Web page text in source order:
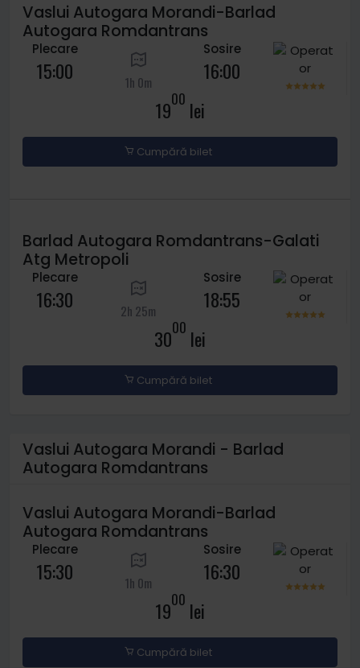
Vaslui Autogara Morandi-Barlad
Autogara Romdantrans
Plecare
15:00 1h 0m
Sosire
16:00
1900 lei
Cumpără bilet
Barlad Autogara Romdantrans-Galati
Atg Metropoli
Plecare
16:30 2h 25m
Sosire
18:55
3000 lei
Cumpără bilet
Vaslui Autogara Morandi - Barlad
Autogara Romdantrans
Vaslui Autogara Morandi-Barlad
Autogara Romdantrans
Plecare
15:30 1h 0m
Sosire
16:30
1900 lei
Cumpără bilet